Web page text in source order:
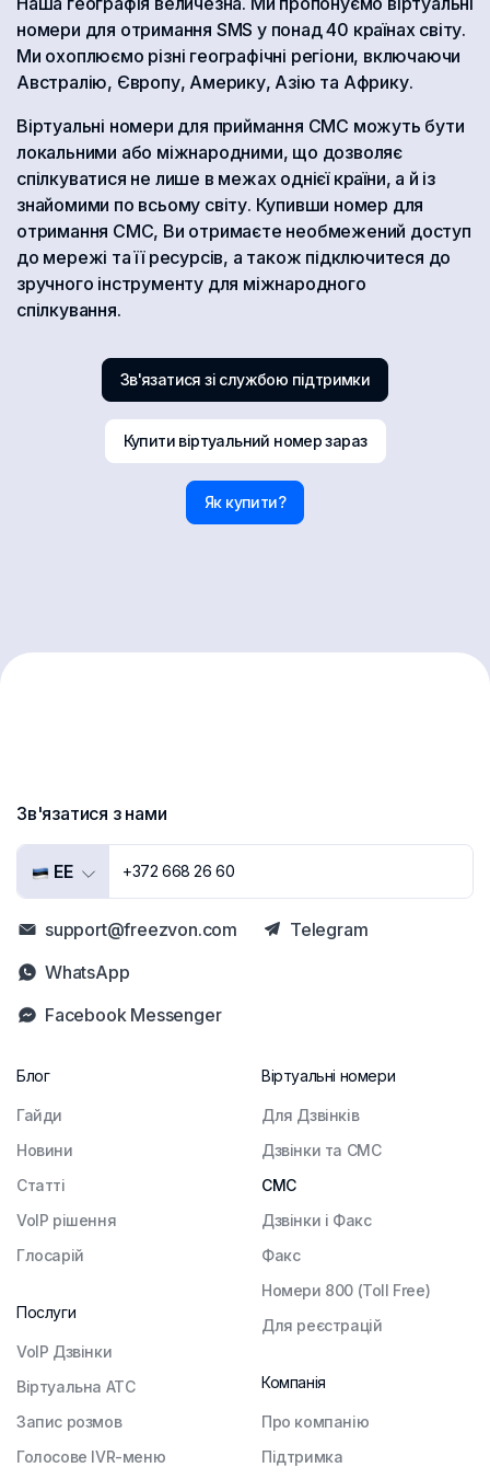
номери для отримання SMS у понад 40 країнах світу.
Ми охоплюємо різні географічні регіони, включаючи
Австралію, Європу, Америку, Азію та Африку.
Віртуальні номери для приймання СМС можуть бути
локальними або міжнародними, що дозволяє
спілкуватися не лише в межах однієї країни, а й із
знайомими по всьому світу. Купивши номер для
отримання СМС, Ви отримаєте необмежений доступ
до мережі та її ресурсів, а також підключитеся до
зручного інструменту для міжнародного
спілкування.
Зв'язатися зі службою підтримки
Купити віртуальний номер зараз
Як купити?
Зв'язатися з нами
EE +372 668 26 60
support@freezvon.com
Facebook Messenger
Telegram
WhatsApp
Блог
Гайди
Новини
Статті
VoIP рішення
Глосарій
Послуги
VoIP Дзвінки
Віртуальна АТС
Запис розмов
Голосове IVR-меню
Віртуальні номери
Для Дзвінків
Дзвінки та СМС
СМС
Дзвінки і Факс
Факс
Номери 800 (Toll Free)
Для реєстрацій
Компанія
Про компанію
Підтримка